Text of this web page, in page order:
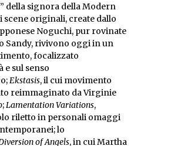
della signora della Modern
scene originali, create dallo
Noguchi, pur rovinate
Sandy, rivivono oggi in un
focalizzato
e sul senso
Ekstasis, il cui movimento
reimmaginato da Virginie
;Lamentation Variations,
riletto in personali omaggi
lo
of Angels, in cui Martha